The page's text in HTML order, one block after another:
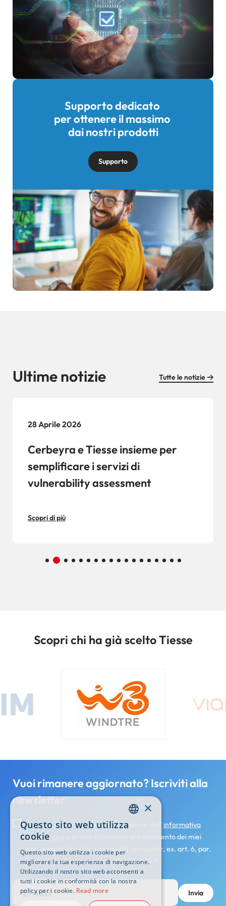
ImmagineSupporto dedicato
per ottenere il massimo
dai nostri prodotti
Supporto
Ultime notizie Tutte le notizie
28 Aprile 2026
Cerbeyra e Tiesse insieme per
semplificare i servizi di
vulnerability assessment
Scopri di più
Scopri chi ha già scelto Tiesse
Image
Vuoi rimanere aggiornato? Iscriviti alla
newsletter
Dichiaro di avere preso attenta visione dell’ informativa
sulla privacy
e presto il consenso al trattamento dei miei
dati personali per l’iscrizione alla newsletter, ex. art. 6, par.
1 lett. A) del Regolamento (UE) 2016/679.
×
Questo sito web utilizza
cookie
Questo sito web utilizza i cookie per
migliorare la tua esperienza di navigazione.
Utilizzando il nostro sito web acconsenti a
tutti i cookie in conformità con la nostra
policy per i cookie. Read more